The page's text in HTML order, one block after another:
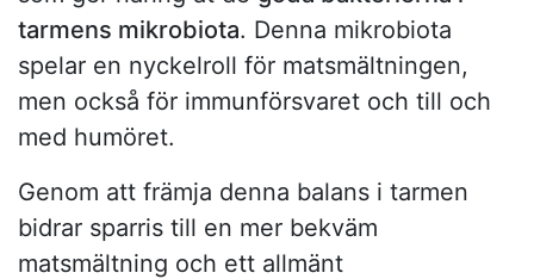
tarmens mikrobiota. Denna mikrobiota
spelar en nyckelroll för matsmältningen,
men också för immunförsvaret och till och
med humöret.
Genom att främja denna balans i tarmen
bidrar sparris till en mer bekväm
matsmältning och ett allmänt